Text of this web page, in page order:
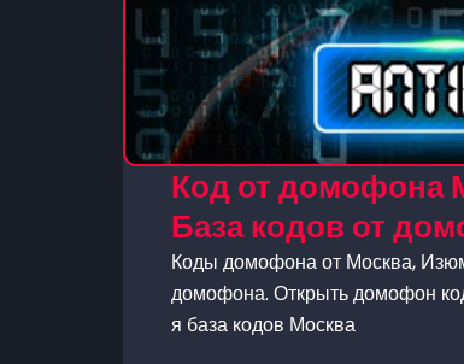
Код от домофона
База кодов от
Коды домофона от Москва,
домофона. Открыть домофон
я база кодов Москва